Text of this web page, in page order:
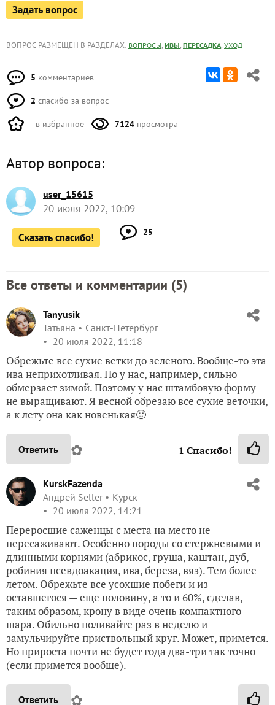
Задать вопрос
ВОПРОС РАЗМЕЩЕН В РАЗДЕЛАХ: ВОПРОСЫ, ИВЫ, ПЕРЕСАДКА, УХОД
5 комментариев
2 спасибо за вопрос
в избранное 7124 просмотра
Автор вопроса:
user_15615
20 июля 2022, 10:09
Сказать спасибо! 25
Все ответы и комментарии (5)
Tanyusik
Татьяна
Санкт-Петербург
20 июля 2022, 11:18
Обрежьте все сухие ветки до зеленого. Вообще-то эта
ива неприхотливая. Но у нас, например, сильно
обмерзает зимой. Поэтому у нас штамбовую форму
не выращивают. Я весной обрезаю все сухие веточки,
а к лету она как новенькая🙂
Ответить ✿ 1 Спасибо!
KurskFazenda
Андрей Seller
Курск
20 июля 2022, 14:21
Переросшие саженцы с места на место не
пересаживают. Особенно породы со стержневыми и
длинными корнями (абрикос, груша, каштан, дуб,
робиния псевдоакация, ива, береза, вяз). Тем более
летом. Обрежьте все усохшие побеги и из
оставшегося — еще половину, а то и 60%, сделав,
таким образом, крону в виде очень компактного
шара. Обильно поливайте раз в неделю и
замульчируйте приствольный круг. Может, примется.
Но прироста почти не будет года два-три так точно
(если примется вообще).
Ответить ✿